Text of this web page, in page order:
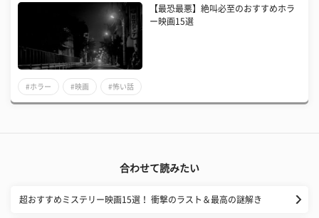
【最恐最悪】絶叫必至のおすすめホラ
ー映画15選
#ホラー #映画 #怖い話
合わせて読みたい
超おすすめミステリー映画15選！ 衝撃のラスト＆最高の謎解き